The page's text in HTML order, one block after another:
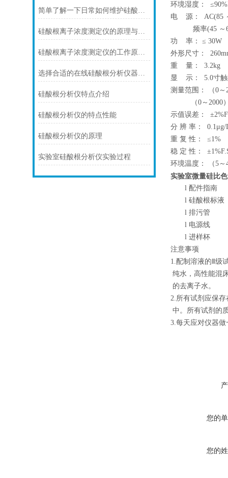
简单了解一下日常如何维护硅酸根分析仪
硅酸根离子浓度测定仪的原理与应用探讨
硅酸根离子浓度测定仪的工作原理与操作方法详解
选择合适的在线硅酸根分析仪器以提升过程控制
硅酸根分析仪特点介绍
硅酸根分析仪的特点性能
硅酸根分析仪的原理
实验室硅酸根分析仪实验过程
环境湿度：
电 源： AC(85
频率(45 ～
功 率： ≤ 30W
外形尺寸：
重 量： 3.2kg
显 示： 5.0寸触
测量范围： （0～
（0～2000）
示值误差：
分 辨 率： 0.1μg/
重 复 性： ≤1%
稳 定 性：
环境温度： （5
实验室微量硅比
l 配件指南
l 硅酸根标液
l 排污管
l 电源线
l 进样杯
注意事项
1.配制溶液的Ⅱ级
纯水，高性能混
的去离子水。
2.所有试剂应保
中。所有试剂的
3.每天应对仪器
您的
您的